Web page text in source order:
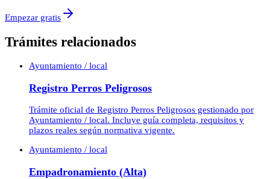
Empezar gratis
Trámites relacionados
Ayuntamiento / local
Registro Perros Peligrosos
Trámite oficial de Registro Perros Peligrosos gestionado por
Ayuntamiento / local. Incluye guía completa, requisitos y
plazos reales según normativa vigente.
Ayuntamiento / local
Empadronamiento (Alta)